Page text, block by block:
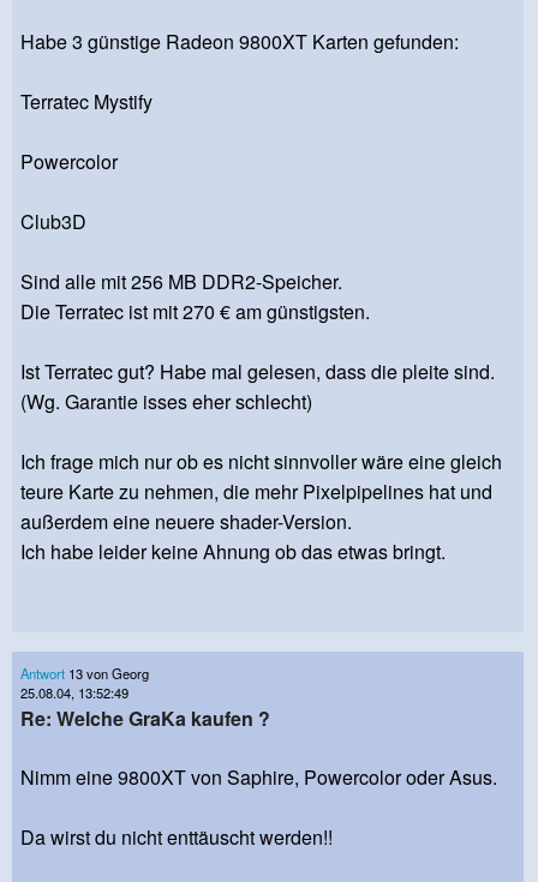
Habe 3 günstige Radeon 9800XT Karten gefunden:
Terratec Mystify
Powercolor
Club3D
Sind alle mit 256 MB DDR2-Speicher.
Die Terratec ist mit 270 € am günstigsten.
Ist Terratec gut? Habe mal gelesen, dass die pleite sind.
(Wg. Garantie isses eher schlecht)
Ich frage mich nur ob es nicht sinnvoller wäre eine gleich
teure Karte zu nehmen, die mehr Pixelpipelines hat und
außerdem eine neuere shader-Version.
Ich habe leider keine Ahnung ob das etwas bringt.
Antwort 13 von Georg
25.08.04, 13:52:49
Re: Welche GraKa kaufen ?
Nimm eine 9800XT von Saphire, Powercolor oder Asus.
Da wirst du nicht enttäuscht werden!!